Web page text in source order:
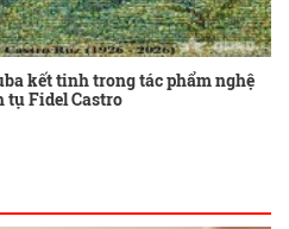
kết tinh trong tác phẩm nghệ
tụ Fidel Castro